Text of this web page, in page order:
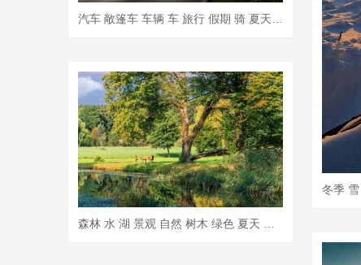
森林 水 湖 景观 自然 树木 绿色 夏天 反射 天堂